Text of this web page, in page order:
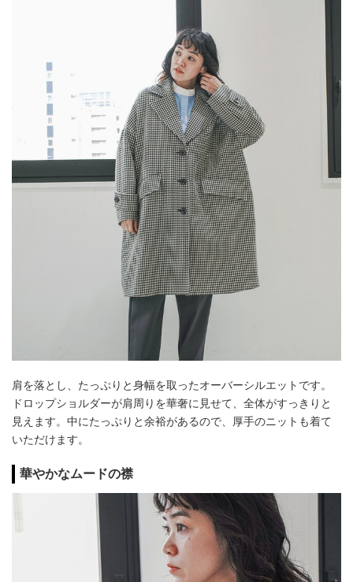
肩を落とし、たっぷりと身幅を取ったオーバーシルエットです。
ドロップショルダーが肩周りを華奢に見せて、全体がすっきりと
見えます。中にたっぷりと余裕があるので、厚手のニットも着て
いただけます。
華やかなムードの襟